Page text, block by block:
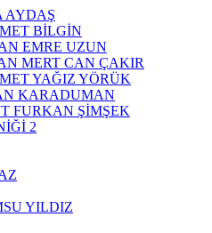
AYDAŞ
BİLGİN
EMRE UZUN
MERT CAN ÇAKIR
YAĞIZ YÖRÜK
KARADUMAN
FURKAN ŞİMŞEK
2
YILDIZ